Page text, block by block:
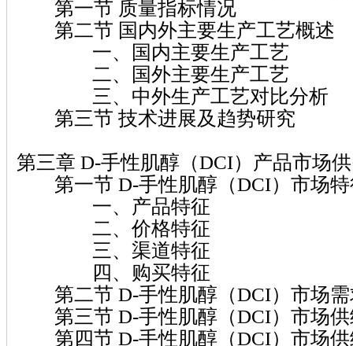
第一节 质量指标情况
第二节 国内外主要生产工艺概述
一、国内主要生产工艺
二、国外主要生产工艺
三、中外生产工艺对比分析
第三节 技术进展及趋势研究
第三章 D-手性肌醇（DCI）产品市场
第一节 D-手性肌醇（DCI）市场特
一、产品特征
二、价格特征
三、渠道特征
四、购买特征
第二节 D-手性肌醇（DCI）市场需
第三节 D-手性肌醇（DCI）市场供
第四节 D-手性肌醇（DCI）市场供